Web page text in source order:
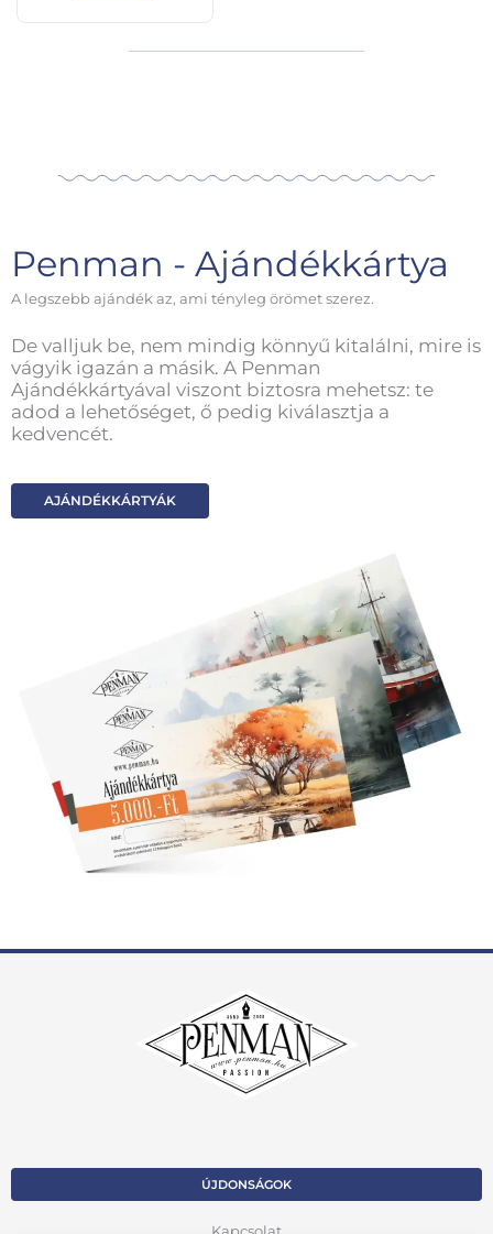
Penman - Ajándékkártya
A legszebb ajándék az, ami tényleg örömet szerez.
De valljuk be, nem mindig könnyű kitalálni, mire is
vágyik igazán a másik. A Penman
Ajándékkártyával viszont biztosra mehetsz: te
adod a lehetőséget, ő pedig kiválasztja a
kedvencét.
AJÁNDÉKKÁRTYÁK
ÚJDONSÁGOK